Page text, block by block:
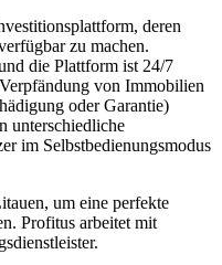
deren
zu machen.
die Plattform ist 24/7
von Immobilien
oder Garantie)
unterschiedliche
im Selbstbedienungsmodus
um eine perfekte
Profitus arbeitet mit